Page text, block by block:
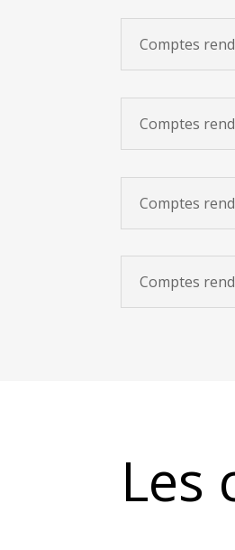
Comptes
Comptes
Comptes
Comptes
Les